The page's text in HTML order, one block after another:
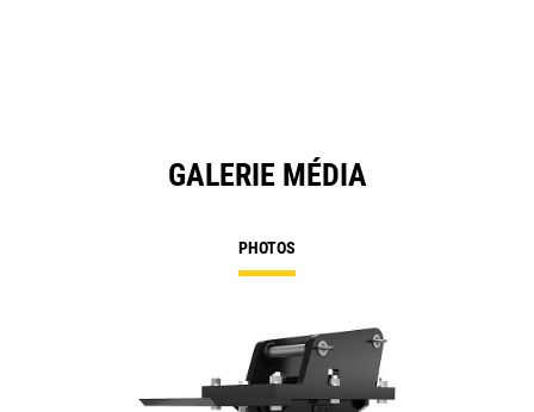
GALERIE MÉDIA
PHOTOS